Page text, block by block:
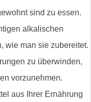
sind zu essen.
alkalischen
wie man sie zubereitet.
zu überwinden,
vorzunehmen.
aus Ihrer Ernährung